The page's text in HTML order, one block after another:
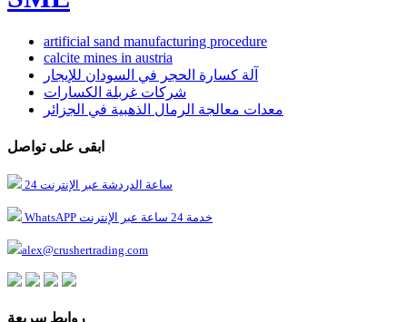
artificial sand manufacturing procedure
calcite mines in austria
آلة كسارة الحجر في السودان للإيجار
شركات غربلة الكسارات
معدات معالجة الرمال الذهبية في الجزائر
ابقى على تواصل
24 ساعة الدردشة عبر الإنترنت
WhatsAPP خدمة 24 ساعة عبر الإنترنت
alex@crushertrading.com
روابط سريعة